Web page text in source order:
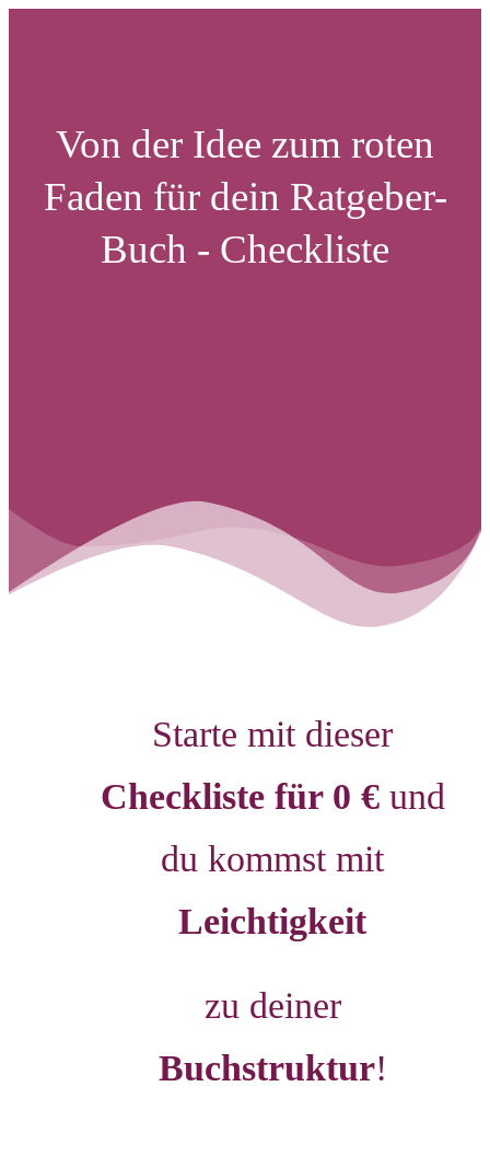
Von der Idee zum roten
Faden für dein Ratgeber-
Buch - Checkliste
Starte mit dieser
Checkliste für 0 €und
du kommst mit
Leichtigkeit
zu deiner
Buchstruktur!